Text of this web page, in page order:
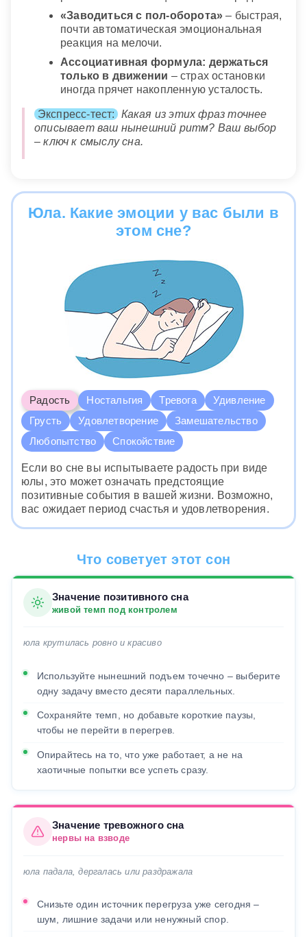
«Заводиться с пол-оборота» – быстрая,
почти автоматическая эмоциональная
реакция на мелочи.
Ассоциативная формула: держаться
только в движении – страх остановки
иногда прячет накопленную усталость.
Экспресс-тест:
Какая из этих фраз точнее
описывает ваш нынешний ритм? Ваш выбор
– ключ к смыслу сна.
Юла. Какие эмоции у вас были в
этом сне?
Радость Ностальгия Тревога
Удивление
Грусть
Удовлетворение
Замешательство
Любопытство
Спокойствие
Если во сне вы испытываете радость при виде
юлы, это может означать предстоящие
позитивные события в вашей жизни. Возможно,
вас ожидает период счастья и удовлетворения.
Что советует этот сон
Значение позитивного сна
живой темп под контролем
юла крутилась ровно и красиво
Используйте нынешний подъем точечно – выберите
одну задачу вместо десяти параллельных.
Сохраняйте темп, но добавьте короткие паузы,
чтобы не перейти в перегрев.
Опирайтесь на то, что уже работает, а не на
хаотичные попытки все успеть сразу.
Значение тревожного сна
нервы на взводе
юла падала, дергалась или раздражала
Снизьте один источник перегруза уже сегодня –
шум, лишние задачи или ненужный спор.